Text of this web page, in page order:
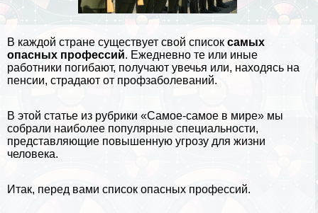
В каждой стране существует свой список самых
опасных профессий. Ежедневно те или иные
работники погибают, получают увечья или, находясь на
пенсии, страдают от профзаболеваний.
В этой статье из рубрики «Самое-самое в мире» мы
собрали наиболее популярные специальности,
представляющие повышенную угрозу для жизни
человека.
Итак, перед вами список опасных профессий.